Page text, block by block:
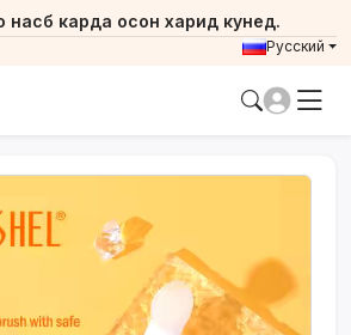
насб карда осон харид кунед.
Русский